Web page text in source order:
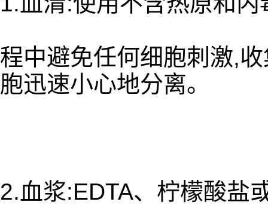
程中避免任何细胞刺激,
胞迅速小心地分离。
2.血浆:EDTA、柠檬酸盐